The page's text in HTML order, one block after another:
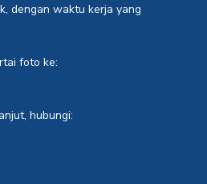
dengan waktu kerja yang
foto ke:
hubungi: